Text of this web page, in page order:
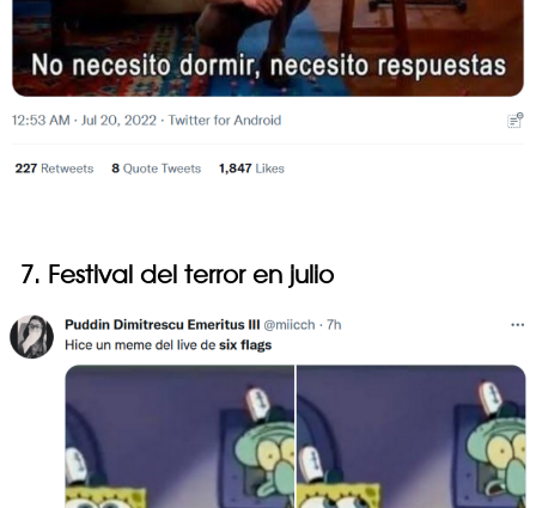
7. Festival del terror en julio